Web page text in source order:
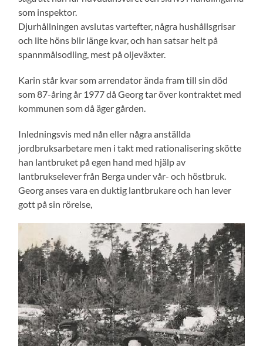
som inspektor.
Djurhållningen avslutas vartefter, några hushållsgrisar
och lite höns blir länge kvar, och han satsar helt på
spannmålsodling, mest på oljeväxter.
Karin står kvar som arrendator ända fram till sin död
som 87-åring år 1977 då Georg tar över kontraktet med
kommunen som då äger gården.
Inledningsvis med nån eller några anställda
jordbruksarbetare men i takt med rationalisering skötte
han lantbruket på egen hand med hjälp av
lantbrukselever från Berga under vår- och höstbruk.
Georg anses vara en duktig lantbrukare och han lever
gott på sin rörelse,